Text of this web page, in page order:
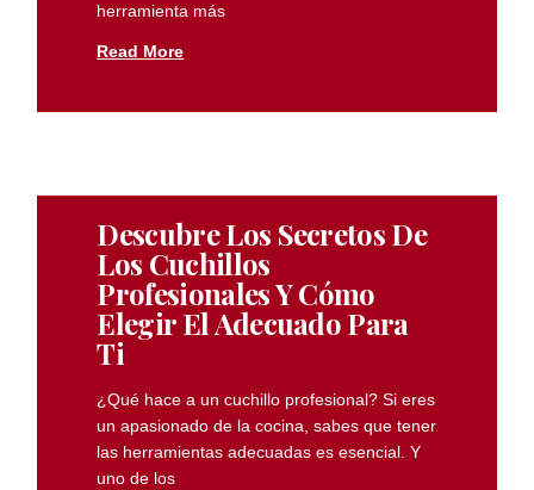
herramienta más
Read More
Descubre Los Secretos De
Los Cuchillos
Profesionales Y Cómo
Elegir El Adecuado Para
Ti
¿Qué hace a un cuchillo profesional? Si eres
un apasionado de la cocina, sabes que tener
las herramientas adecuadas es esencial. Y
uno de los